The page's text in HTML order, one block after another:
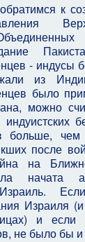
к
- индусы
из
было
можно
чем
после
на
начата
Израиля
и
не было бы